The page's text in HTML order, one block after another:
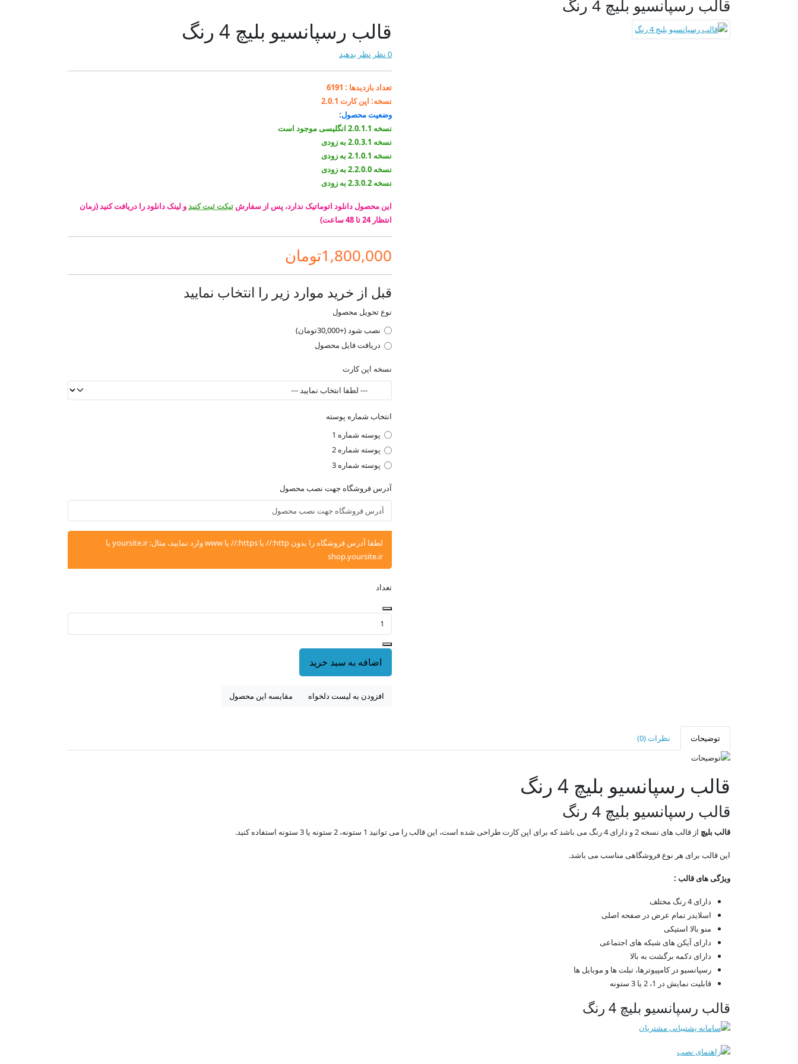
قالب رسپانسیو بلیچ 4 رنگ
قالب رسپانسیو بلیچ 4 رنگ
0 نظر نظر بدهید
تعداد بازدیدها : 6191
نسخه: اپن کارت 2.0.1
وضعیت محصول:
نسخه 2.0.1.1 انگلیسی موجود است
نسخه 2.0.3.1 به زودی
نسخه 2.1.0.1 به زودی
نسخه 2.2.0.0 به زودی
نسخه 2.3.0.2 به زودی
این محصول دانلود اتوماتیک ندارد، پس از سفارش تیکت ثبت کنیدو لینک دانلود را دریافت کنید (زمان
انتظار 24 تا 48 ساعت)
1,800,000تومان
قبل از خرید موارد زیر را انتخاب نمایید
نوع تحویل محصول
نصب شود (+30,000تومان)
دریافت فایل محصول
نسخه اپن کارت
انتخاب شماره پوسته
پوسته شماره 1
پوسته شماره 2
پوسته شماره 3
آدرس فروشگاه جهت نصب محصول
لطفا آدرس فروشگاه را بدون http:// یا https:// یا www وارد نمایید، مثال: yoursite.ir یا
shop.yoursite.ir
تعداد
اضافه به سبد خرید
افزودن به لیست دلخواه مقایسه این محصول
توضیحات نظرات (0)
قالب رسپانسیو بلیچ 4 رنگ
قالب رسپانسیو بلیچ 4 رنگ
قالب بلیچ از قالب های نسخه 2 و دارای 4 رنگ می باشد که برای اپن کارت طراحی شده است، این قالب را می توانید 1 ستونه، 2 ستونه یا 3 ستونه استفاده کنید.
این قالب برای هر نوع فروشگاهی مناسب می باشد.
ویژگی های قالب :
دارای 4 رنگ مختلف
اسلایدر تمام عرض در صفحه اصلی
منو بالا استیکی
دارای آیکن های شبکه های اجتماعی
دارای دکمه برگشت به بالا
رسپانسیو در کامپیوترها، تبلت ها و موبایل ها
قابلیت نمایش در 1، 2 یا 3 ستونه
قالب رسپانسیو بلیچ 4 رنگ